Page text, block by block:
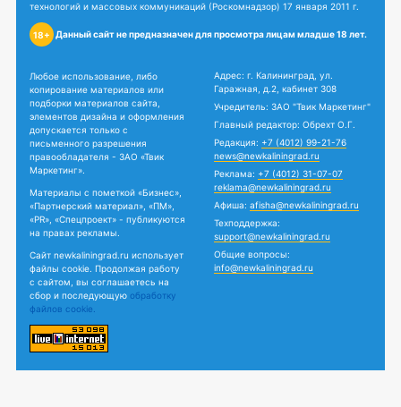
технологий и массовых коммуникаций (Роскомнадзор) 17 января 2011 г.
18+ Данный сайт не предназначен для просмотра лицам младше 18 лет.
Любое использование, либо
копирование материалов или
подборки материалов сайта,
элементов дизайна и оформления
допускается только с
письменного разрешения
правообладателя - ЗАО «Твик
Маркетинг».
Материалы с пометкой «Бизнес»,
«Партнерский материал», «ПМ»,
«PR», «Спецпроект» - публикуются
на правах рекламы.
Сайт newkaliningrad.ru использует
файлы cookie. Продолжая работу
с сайтом, вы соглашаетесь на
сбор и последующую обработку
файлов cookie.
Адрес: г. Калининград, ул.
Гаражная, д.2, кабинет 308
Учредитель: ЗАО "Твик Маркетинг"
Главный редактор: Обрехт О.Г.
Редакция: +7 (4012) 99-21-76
news@newkaliningrad.ru
Реклама: +7 (4012) 31-07-07
reklama@newkaliningrad.ru
Афиша: afisha@newkaliningrad.ru
Техподдержка:
support@newkaliningrad.ru
Общие вопросы:
info@newkaliningrad.ru